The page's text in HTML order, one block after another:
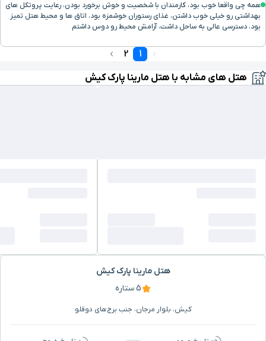
همه چی واقعا خوب بود، کارمندان با شخصیت و خوش برخورد بودن، رعایت پروتکل های
بهداشتی رو خیلی خوب داشتن، غذای رستوران خوشمزه بود، اتاق ها و محیط هتل تميز
بود، دسترسی عالی به ساحل داشت، آرامش محیط رو دوس داشتم
1
2
هتل های مشابه با هتل مارینا پارک کیش
هتل مارینا پارک کیش
5 ستاره
کیش، بلوار مرجان، جنب برج‌های دوقلو